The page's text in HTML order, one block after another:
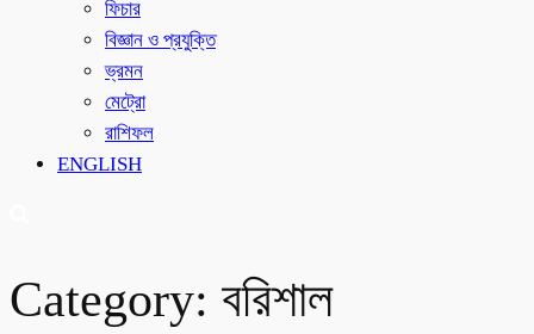
ফিচার
বিজ্ঞান ও প্রযুক্তি
ভ্রমন
মেট্রো
রাশিফল
ENGLISH
Category: বরিশাল